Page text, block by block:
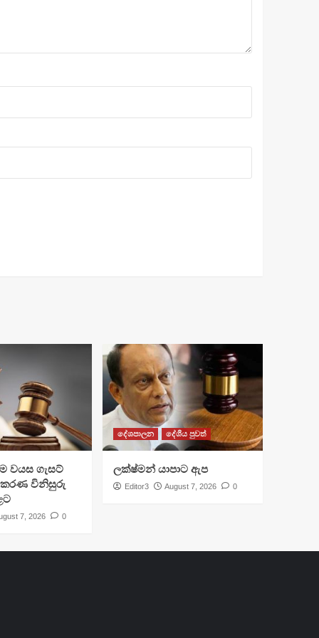
වයස ගැසට්
විනිසුරු
7, 2026 0
දේශපාලන දේශීය පුවත්
ලක්ෂ්මන් යාපාට ඇප
Editor3 August 7, 2026 0